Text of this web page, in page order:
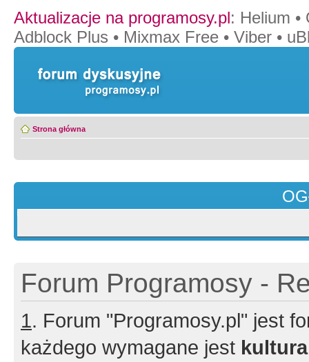
Aktualizacje na programosy.pl: Helium •
Adblock Plus • Mixmax Free • Viber •
Strona główna
Forum Programosy -
1. Forum "Programosy.pl" jest
każdego wymagane jest